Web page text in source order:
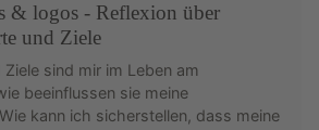
& logos - Reflexion über
und Ziele
sind mir im Leben am
beeinflussen sie meine
kann ich sicherstellen, dass meine